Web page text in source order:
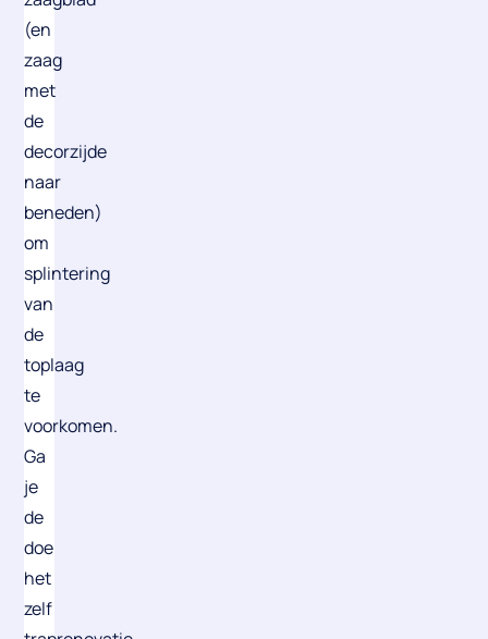
(en
zaag
met
de
decorzijde
naar
beneden)
om
splintering
van
de
toplaag
te
voorkomen.
Ga
je
de
doe
het
zelf